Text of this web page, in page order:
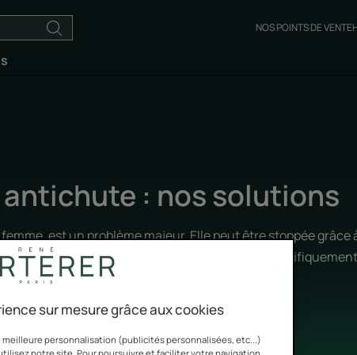
NOS POINTS DE VENTE
: nos solutions
est un problème majeur. Elle peut être stoppée grâce
experts, aux extraits naturels, conçus spécifiquement
la perte de cheveux.
sur mesure grâce aux cookies
personnalisation (publicités personnalisées, etc...)